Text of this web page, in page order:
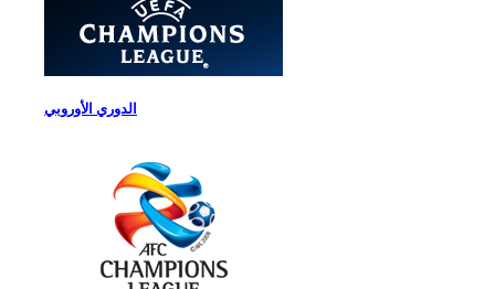
الدوري الأوروبي